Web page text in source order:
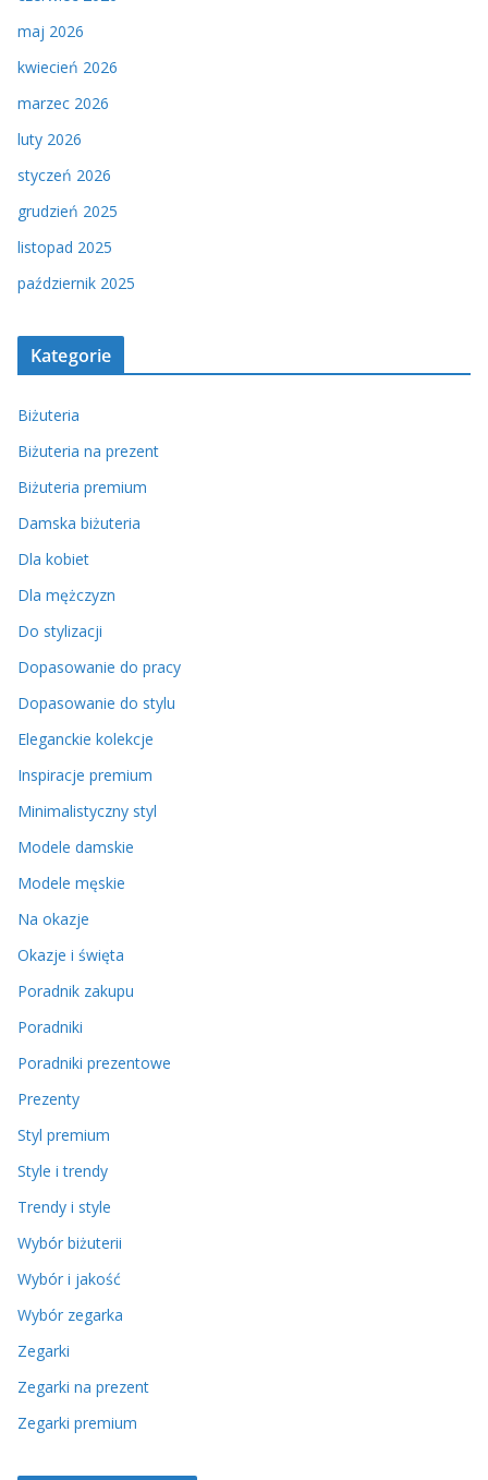
maj 2026
kwiecień 2026
marzec 2026
luty 2026
styczeń 2026
grudzień 2025
listopad 2025
październik 2025
Kategorie
Biżuteria
Biżuteria na prezent
Biżuteria premium
Damska biżuteria
Dla kobiet
Dla mężczyzn
Do stylizacji
Dopasowanie do pracy
Dopasowanie do stylu
Eleganckie kolekcje
Inspiracje premium
Minimalistyczny styl
Modele damskie
Modele męskie
Na okazje
Okazje i święta
Poradnik zakupu
Poradniki
Poradniki prezentowe
Prezenty
Styl premium
Style i trendy
Trendy i style
Wybór biżuterii
Wybór i jakość
Wybór zegarka
Zegarki
Zegarki na prezent
Zegarki premium